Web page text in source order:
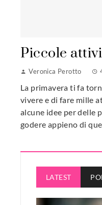
Piccole
Veronica Perotto
La primavera ti fa
vivere e di fare mille
alcune idee per delle
godere appieno di
LATEST